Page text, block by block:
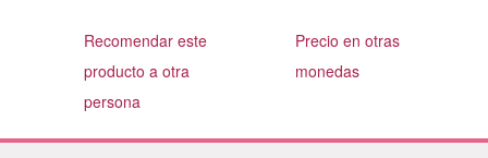
Recomendar este
producto a otra
persona
Precio en otras
monedas